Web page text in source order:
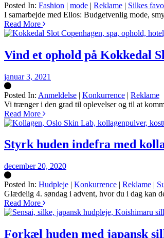
Posted In: Fashion | mode | Reklame | Silkes
Silke
I samarbejde med Ellos: Budgetvenlig mode,
Read More
Vind et ophold på Kokkedal
januar 3, 2021
Posted In: Anmeldelse | Konkurrence | Reklame
Silke
Vi trænger i den grad til oplevelser og til at
Read More
Styrk huden indefra med
december 20, 2020
Posted In: Hudpleje | Konkurrence | Reklame |
Silke
Glædelig 4. søndag i advent, hvor du i dag kan
Read More
Forkæl huden med japansk